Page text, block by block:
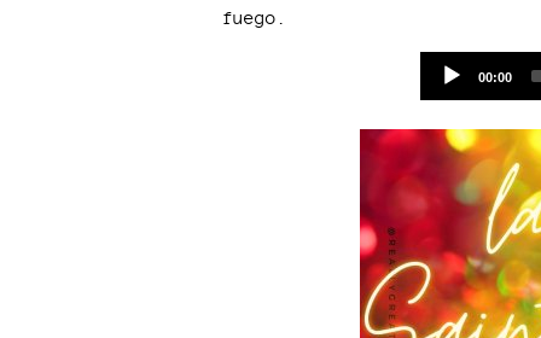
fuego.
Current
00:00